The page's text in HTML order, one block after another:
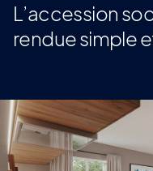
L’accession
rendue simple